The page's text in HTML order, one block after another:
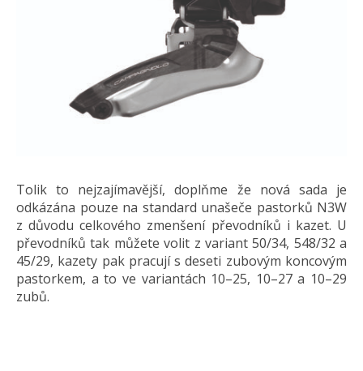
Tolik to nejzajímavější, doplňme že nová sada je
odkázána pouze na standard unašeče pastorků N3W
z důvodu celkového zmenšení převodníků i kazet. U
převodníků tak můžete volit z variant 50/34, 548/32 a
45/29, kazety pak pracují s deseti zubovým koncovým
pastorkem, a to ve variantách 10–25, 10–27 a 10–29
zubů.